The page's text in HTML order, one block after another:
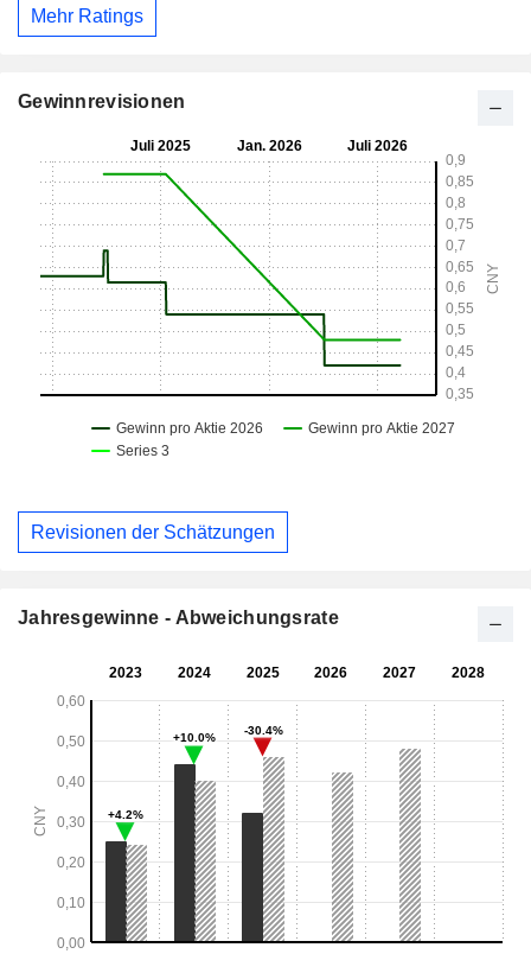
Mehr Ratings
Gewinnrevisionen
Revisionen der Schätzungen
Jahresgewinne - Abweichungsrate